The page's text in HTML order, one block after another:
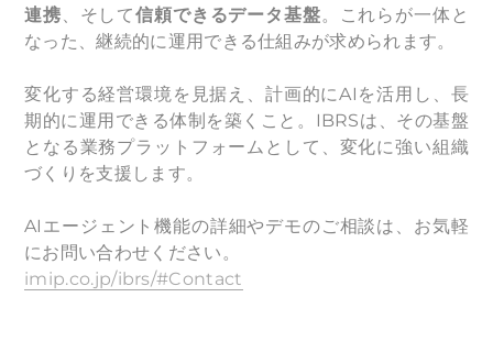
連携、そして信頼できるデータ基盤。これらが一体と
なった、継続的に運用できる仕組みが求められます。
変化する経営環境を見据え、計画的にAIを活用し、長
期的に運用できる体制を築くこと。IBRSは、その基盤
となる業務プラットフォームとして、変化に強い組織
づくりを支援します。
AIエージェント機能の詳細やデモのご相談は、お気軽
にお問い合わせください。
imip.co.jp/ibrs/#Contact